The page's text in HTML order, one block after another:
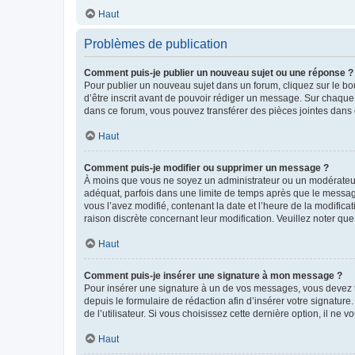
Haut
Problèmes de publication
Comment puis-je publier un nouveau sujet ou une réponse ?
Pour publier un nouveau sujet dans un forum, cliquez sur le
d’être inscrit avant de pouvoir rédiger un message. Sur
dans ce forum, vous pouvez transférer des pièces jointes dans
Haut
Comment puis-je modifier ou supprimer un message ?
À moins que vous ne soyez un administrateur ou un
adéquat, parfois dans une limite de temps après que le
vous l’avez modifié, contenant la date et l’heure de la
raison discrète concernant leur modification. Veuillez noter
Haut
Comment puis-je insérer une signature à mon message ?
Pour insérer une signature à un de vos messages, vous
depuis le formulaire de rédaction afin d’insérer votre
de l’utilisateur. Si vous choisissez cette dernière option, il ne
Haut